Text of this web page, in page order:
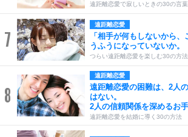
遠距離恋愛で寂しいときの30の言葉
7
遠距離恋愛
「相手が何もしないから
うふうになっていないか。
つらい遠距離恋愛を楽しむ30の方法
8
遠距離恋愛
遠距離恋愛の困難は、2人
はない。
2人の信頼関係を深めるお
遠距離恋愛を結婚に導く30の方法